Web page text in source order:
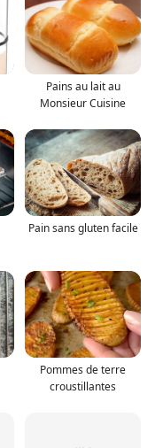
Pains au lait au
Monsieur Cuisine
Pain sans gluten facile
Pommes de terre
croustillantes